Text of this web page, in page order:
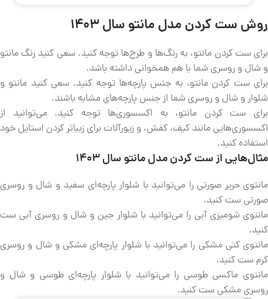
روش ست کردن مدل مانتو سال ۱۴۰۳
برای ست کردن مانتو، به رنگ‌ها و طرح‌ها توجه کنید. سعی کنید رنگ مانتو
و شال و روسری شما با هم همخوانی داشته باشد.
برای ست کردن مانتو، به جنس پارچه‌ها توجه کنید. سعی کنید مانتو و
شلوار و شال و روسری شما از جنس پارچه‌های مشابه باشند.
برای ست کردن مانتو، به اکسسوری‌ها توجه کنید. می‌توانید از
اکسسوری‌هایی مانند کیف، کفش، و زیورآلات برای زیباتر کردن استایل خود
استفاده کنید.
مثال‌هایی از ست کردن مدل مانتو سال ۱۴۰۳
مانتوی حریر صورتی را می‌توانید با شلوار پارچه‌ای سفید و شال و روسری
صورتی ست کنید.
مانتوی شومیزی آبی را می‌توانید با شلوار جین و شال و روسری آبی ست
کنید.
مانتوی کتی مشکی را می‌توانید با شلوار پارچه‌ای مشکی و شال و روسری
کرم ست کنید.
مانتوی ماکسی طوسی را می‌توانید با شلوار پارچه‌ای طوسی و شال و
روسری مشکی ست کنید.